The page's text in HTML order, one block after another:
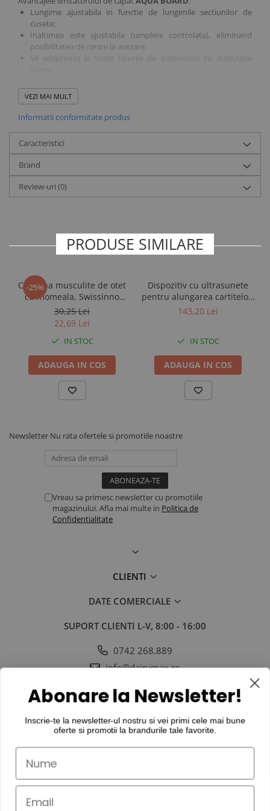
Lungime ajustabila in functie de lungimile sectiunilor de
cusete;
Inaltimea este ajustabila (umplere controlata), eliminand
posibilitatea de ranire la asezare;
Se adapteaza la toate tipurile de adaposturi cu stabulatie
adaugarea de solutie anti-inghet (glicol);
Permite ajustarea precisa a latimii patului de odihna in functie
de nivelul de umplere.
VEZI MAI MULT
Informatii conformitate produs
Caracteristici
Brand
Review-uri (0)
PRODUSE SIMILARE
-25%
Capcana musculite de otet
cu momeala, Swissinno
Fruit Fly Trap
30,25 Lei
22,69 Lei
IN STOC
ADAUGA IN COS
Dispozitiv cu ultrasunete
pentru alungarea cartitelor,
incarcare solara, Swissinno
143,20 Lei
IN STOC
ADAUGA IN COS
Newsletter Nu rata ofertele si promotiile noastre
Vreau sa primesc newsletter cu promotiile
magazinului. Afla mai multe in Politica de
Confidentialitate
CLIENTI
DATE COMERCIALE
SUPORT CLIENTI L-V, 8:00 - 16:00
0742 268.889
info@dairymax.ro
Abonare la Newsletter!
Inscrie-te la newsletter-ul nostru si vei primi cele mai bune
oferte si promotii la brandurile tale favorite.